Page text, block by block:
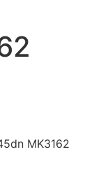
MK3162